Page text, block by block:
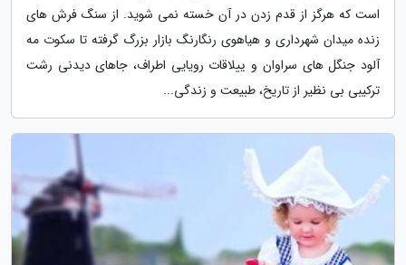
است که هرگز از قدم زدن در آن خسته نمی شوید. از سنگ فرش های
زنده میدان شهرداری و هیاهوی رنگارنگ بازار بزرگ گرفته تا سکوت مه
آلود جنگل های سراوان و ییلاقات رویایی اطراف، جاهای دیدنی رشت
ترکیبی بی نظیر از تاریخ، طبیعت و زندگی...